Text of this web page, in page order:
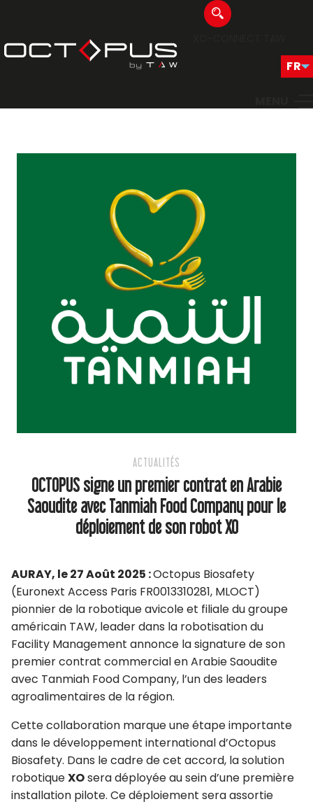
ACTUALITÉS
OCTOPUS signe un premier contrat en Arabie
Saoudite avec Tanmiah Food Company pour le
déploiement de son robot XO
AURAY, le 27 Août 2025 :Octopus Biosafety
(Euronext Access Paris FR0013310281, MLOCT)
pionnier de la robotique avicole et filiale du groupe
américain TAW, leader dans la robotisation du
Facility Management annonce la signature de son
premier contrat commercial en Arabie Saoudite
avec Tanmiah Food Company, l’un des leaders
agroalimentaires de la région.
Cette collaboration marque une étape importante
dans le développement international d’Octopus
Biosafety. Dans le cadre de cet accord, la solution
robotiqueXOsera déployée au sein d’une première
installation pilote. Ce déploiement sera assortie